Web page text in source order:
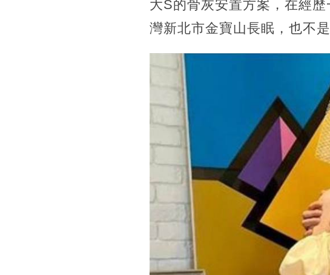
大S的骨灰安置方案，在經
灣新北市金寶山長眠，也不